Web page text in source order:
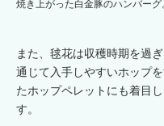
焼き上がった白金豚のハンバーグ
また、毬花は収穫時期を過
通じて入手しやすいホップ
たホップペレットにも着目
す。